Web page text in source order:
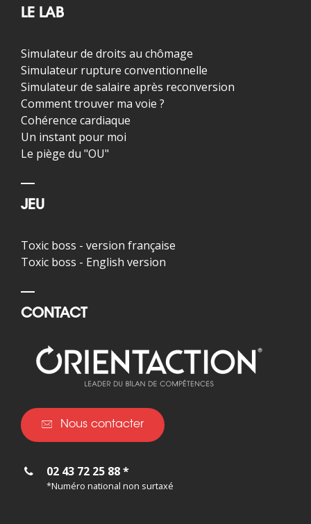
LE LAB
Simulateur de droits au chômage
Simulateur rupture conventionnelle
Simulateur de salaire après reconversion
Comment trouver ma voie ?
Cohérence cardiaque
Un instant pour moi
Le piège du "OU"
JEU
Toxic boss - version française
Toxic boss - English version
CONTACT
Nous contacter
02 43 72 25 88 *
*Numéro national non surtaxé